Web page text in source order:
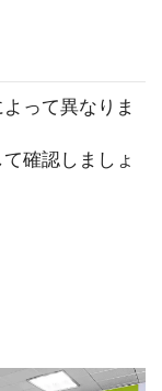
って異なりま
確認しましょ